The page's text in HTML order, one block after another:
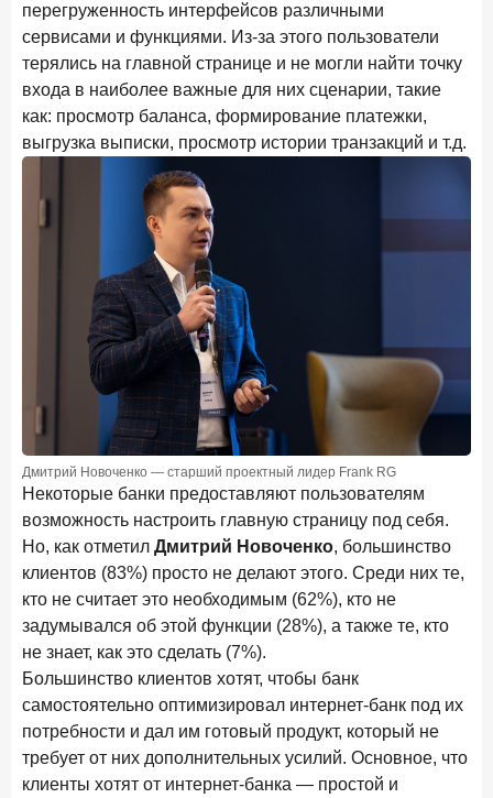
Я согласен с условиямиобработки данных
8 июня 2026 года
По итогам мая 2026 года объем выдач кредитов
составил 993,8 млрд руб.
4 июня 2026 года
Синергия интеллектов: будущее контакт-центров в
партнерстве человека и технологий
1 июня 2026 года
В борьбе за сбережения россиян банки учатся
понимать контекст
28 мая 2026 года ИССЛЕДОВАНИЕ
Доверие становится главным фактором на рынке
Private banking
25 мая 2026 года ИССЛЕДОВАНИЕ
Ипотека в России: итоги апреля 2026 года в цифрах
13 мая 2026 года
«Ни один зарубежный private банк не может
сравниться с российским»
6 мая 2026 года ИССЛЕДОВАНИЕ
По итогам апреля 2026 года объем выдач кредитов
составил 968 млрд руб.
29 апреля 2026 года ИССЛЕДОВАНИЕ
Конкуренция на рынке инвестиционно-страховых
продуктов усиливается
перегруженность интерфейсов различными
сервисами и функциями. Из-за этого пользователи
терялись на главной странице и не могли найти точку
входа в наиболее важные для них сценарии, такие
как: просмотр баланса, формирование платежки,
выгрузка выписки, просмотр истории транзакций и т.д.
Дмитрий Новоченко — старший проектный лидер Frank RG
Некоторые банки предоставляют пользователям
возможность настроить главную страницу под себя.
Но, как отметил Дмитрий Новоченко, большинство
клиентов (83%) просто не делают этого. Среди них те,
кто не считает это необходимым (62%), кто не
задумывался об этой функции (28%), а также те, кто
не знает, как это сделать (7%).
Большинство клиентов хотят, чтобы банк
самостоятельно оптимизировал интернет-банк под их
потребности и дал им готовый продукт, который не
требует от них дополнительных усилий. Основное, что
клиенты хотят от интернет-банка — простой и